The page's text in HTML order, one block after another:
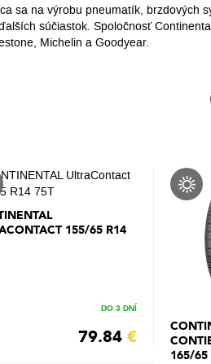
sa na výrobu pneumatík, brzdových
súčiastok. Spoločnosť
Michelin a Goodyear.
155/65 R14
DO 3 DNÍ
79.84 €
165/65